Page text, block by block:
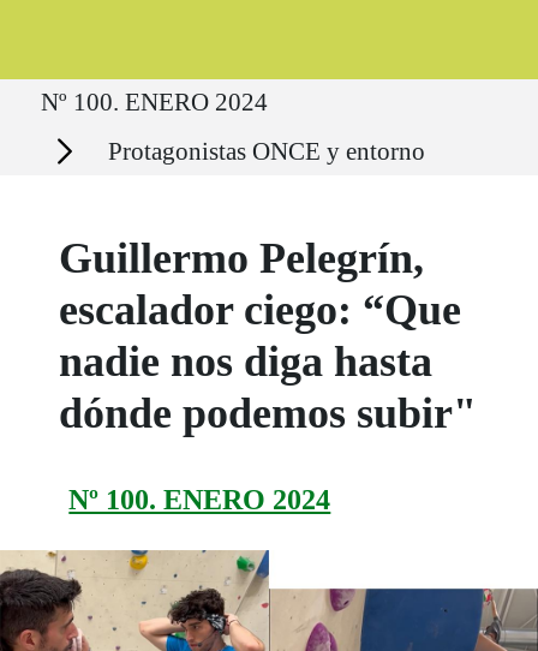
Ruta del sitio
Nº 100. ENERO 2024
Secciones Protagonistas ONCE y entorno
Guillermo Pelegrín,
escalador ciego: “Que
nadie nos diga hasta
dónde podemos subir"
Nº 100. ENERO 2024